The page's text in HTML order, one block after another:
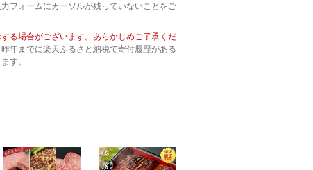
フォームにカーソルが残っていないことをご
る場合がございます。あらかじめご了承くだ
年までに楽天ふるさと納税で寄付履歴がある
す。